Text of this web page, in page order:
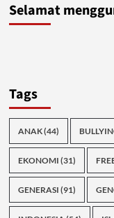
Selamat
Tags
ANAK(44)
EKONOMI (31)
GENERASI (91)